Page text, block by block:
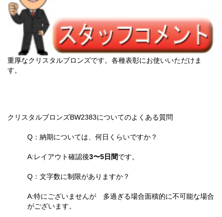
重厚なクリスタルブロンズです。各種表彰にお使いいただけま
す。
クリスタルブロンズBW2383についてのよくある質問
Q：納期については、何日くらいですか？
A:レイアウト確認後3〜5日間です。
Q：文字数に制限がありますか？
A:特にございませんが 多過ぎる場合面積的に不可能な場合
がございます。